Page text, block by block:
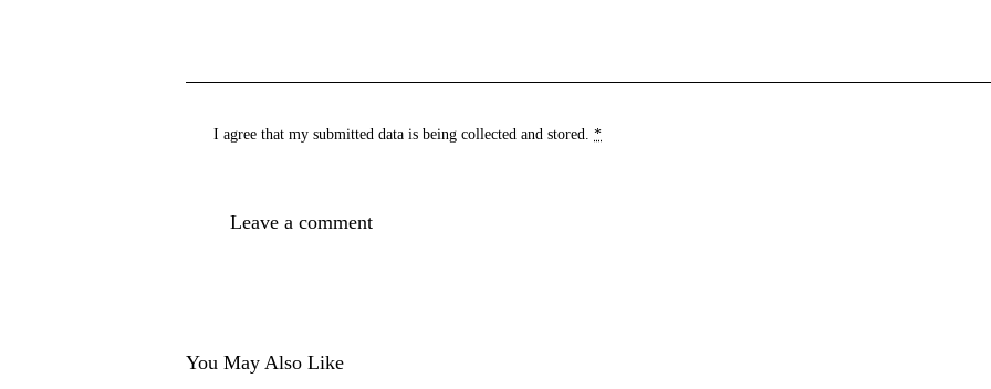
I agree that my submitted data is beingcollected and stored.*
You May Also Like